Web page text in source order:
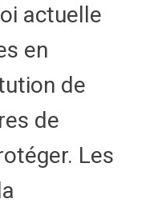
actuelle
en
de
de
Les